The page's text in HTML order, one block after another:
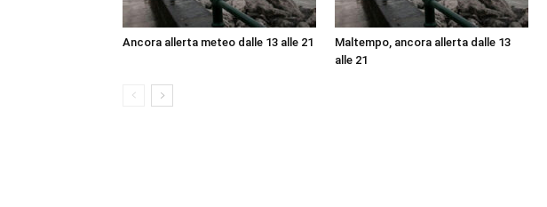
Ancora allerta meteo dalle 13 alle 21
Maltempo, ancora allerta dalle 13
alle 21